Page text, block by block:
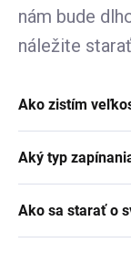
nám bude
náležite
Ako zistím
Aby ste
položte ho
nosíte.
Aký typ
pohodlie,
náušnice
Ako sa starať o